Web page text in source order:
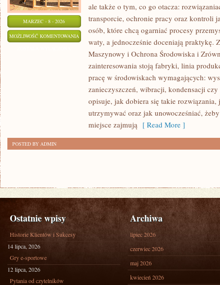
MARZEC - 8 - 2026
MOŻLIWOŚĆ KOMENTOWANIA WYZWANIA
PRZYSZŁOŚĆ
ale także o tym, co go otacza:
transporcie, ochronie pracy oraz kontroli
osób, które chcą ogarniać procesy
waty, a jednocześnie doceniają praktykę.
Maszynowy i Ochrona Środowiska i
zainteresowania stoją fabryki, linia
pracę w środowiskach wymagających:
zanieczyszczeń, wibracji, kondensacji
opisuje, jak dobiera się takie
utrzymywać oraz jak unowocześniać,
miejsce zajmują [ Read More ]
POSTED BY ADMIN
Ostatnie wpisy
Historie Klientów i Sukcesy
14 lipca, 2026
Gry e-sportowe
12 lipca, 2026
Pytania od czytelników
Archiwa
lipiec 2026
czerwiec 2026
maj 2026
kwiecień 2026